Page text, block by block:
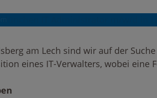
am Lech sind wir auf der
eines IT-Verwalters, wobei eine